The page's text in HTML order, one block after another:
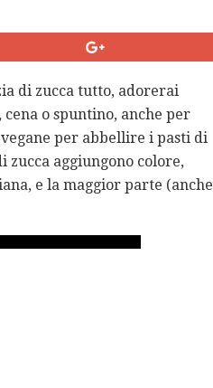
di zucca tutto, adorerai
o spuntino, anche per
per abbellire i pasti di
zucca aggiungono colore,
e la maggior parte (anche